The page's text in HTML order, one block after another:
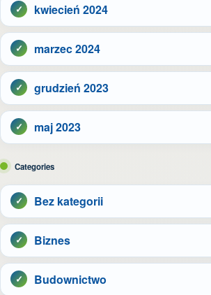
kwiecień 2024
marzec 2024
grudzień 2023
maj 2023
Categories
Bez kategorii
Biznes
Budownictwo